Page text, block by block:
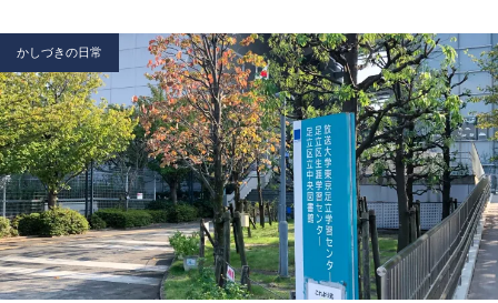
かしづきの日常